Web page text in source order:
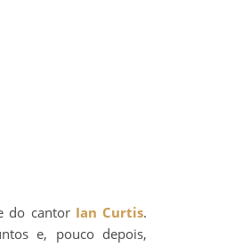
do cantor Ian Curtis.
e, pouco depois,